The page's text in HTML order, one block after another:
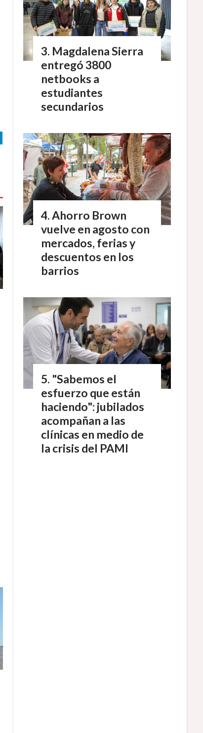
Magdalena Sierra
entregó 3800
netbooks a
estudiantes
secundarios
Ahorro Brown
vuelve en agosto con
mercados, ferias y
descuentos en los
barrios
"Sabemos el
esfuerzo que están
haciendo": jubilados
acompañan a las
clínicas en medio de
la crisis del PAMI